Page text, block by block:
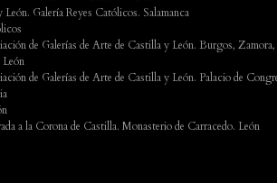
Galería Reyes Católicos. Salamanca
de Galerías de Arte de Castilla y León. Burgos, Zamora,
de Galerías de Arte de Castilla y León. Palacio de
a la Corona de Castilla. Monasterio de Carracedo. León